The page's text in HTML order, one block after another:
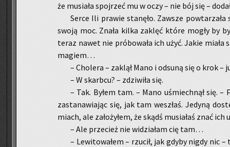
że mu­sia­ła spoj­rzeć mu w oczy – nie bój się –
Serce Ili pra­wie sta­nę­ło. Za­wsze
swoją moc. Znała kilka za­klęć które mogły by
teraz nawet nie pró­bo­wa­ła ich użyć. Jakie
ma­giem…
– Cho­le­ra – za­klął Mano i od­su­ną się o krok
– W skarb­cu? – zdzi­wi­ła się.
– Tak. Byłem tam. – Mano uśmiech­nął się.
za­sta­na­wia­jąc się, jak tam we­szłaś. Je­dy­ną
miach, ale za­ło­ży­łem, że skądś mu­sia­łaś znać ich
– Ale prze­cież nie wi­dzia­łam cię tam…
– Le­wi­to­wa­łem – rzu­cił, jak gdyby nigdy nic